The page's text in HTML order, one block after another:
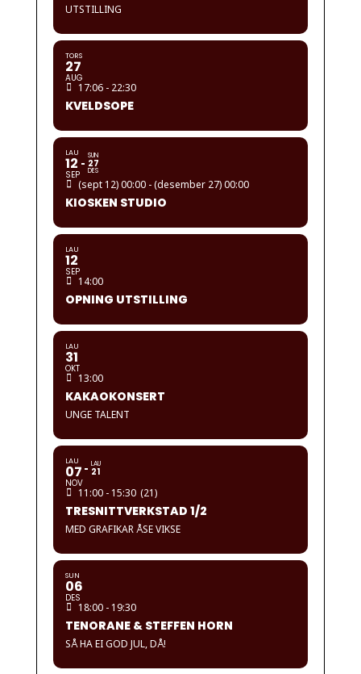
UTSTILLING
TORS
27
AUG
17:06 - 22:30
KVELDSOPE
LAU
12
SEP
SUN
27
DES
(sept 12) 00:00 - (desember 27) 00:00
KIOSKEN STUDIO
LAU
12
SEP
14:00
OPNING UTSTILLING
LAU
31
OKT
13:00
KAKAOKONSERT
UNGE TALENT
LAU
07
NOV
LAU
21
11:00 - 15:30 (21)
TRESNITTVERKSTAD 1/2
MED GRAFIKAR ÅSE VIKSE
SUN
06
DES
18:00 - 19:30
TENORANE & STEFFEN HORN
SÅ HA EI GOD JUL, DÅ!